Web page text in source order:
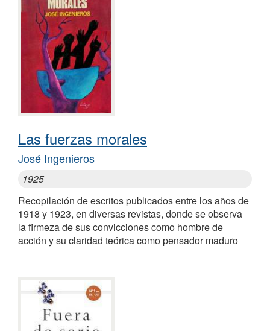
Las fuerzas morales
José Ingenieros
1925
Recopilación de escritos publicados entre los años de
1918 y 1923, en diversas revistas, donde se observa
la firmeza de sus convicciones como hombre de
acción y su claridad teórica como pensador maduro